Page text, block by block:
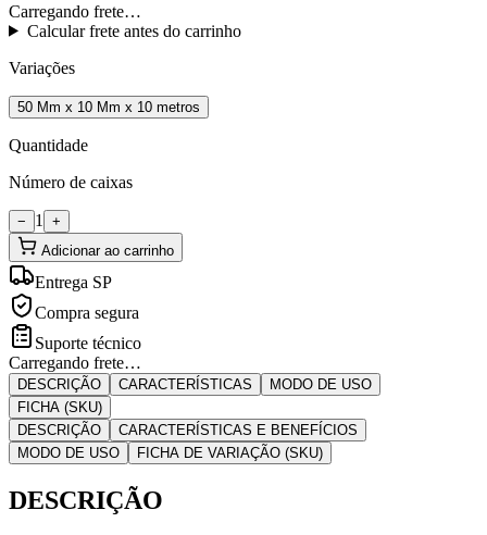
Carregando frete…
Calcular frete antes do carrinho
Variações
50 Mm x 10 Mm x 10 metros
Quantidade
Número de caixas
− 1
+
Adicionar ao carrinho
Entrega SP
Compra segura
Suporte técnico
Carregando frete…
DESCRIÇÃO CARACTERÍSTICAS
MODO DE USO
FICHA (SKU)
DESCRIÇÃO
CARACTERÍSTICAS E BENEFÍCIOS
MODO DE USO
FICHA DE VARIAÇÃO (SKU)
DESCRIÇÃO